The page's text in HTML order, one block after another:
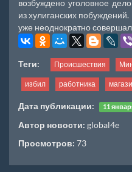
возбуждено уголовное
из хулиганских
уже неоднократно
Теги: Происшествия
избил работника
Дата публикации: 11
Автор новости: global4e
Просмотров: 73